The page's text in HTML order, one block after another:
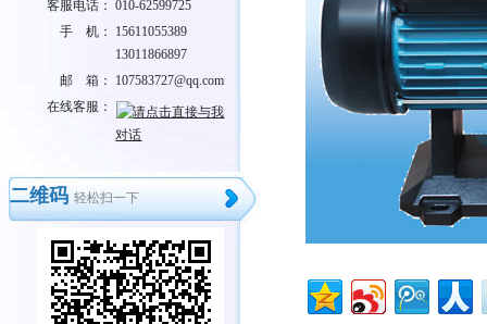
客服电话：
010-62599725
手 机：
15611055389
13011866897
邮 箱：
107583727@qq.com
在线客服：
二维码 轻松扫一下